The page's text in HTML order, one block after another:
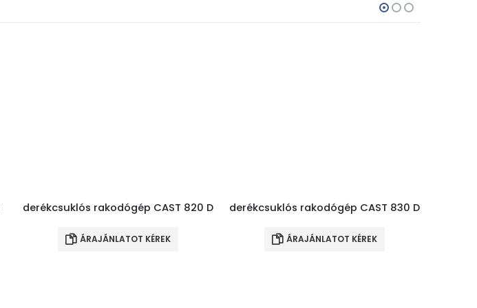
derékcsuklós rakodógép CAST 820 D
ÁRAJÁNLATOT KÉREK
derékcsuklós rakodógép CAST 830 D
ÁRAJÁNLATOT KÉREK